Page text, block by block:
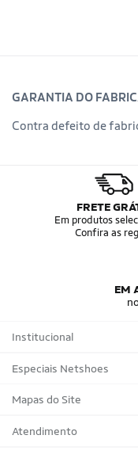
GARANTIA DO
Contra defeito de
FRETE
Em produtos
Confira as
EM
Institucional
Sobre a Netshoes
Política de Privacidade
Programa de Afiliados
Especiais Netshoes
Suplementos
Corrida
Mapas do Site
Marcas
Atendimento